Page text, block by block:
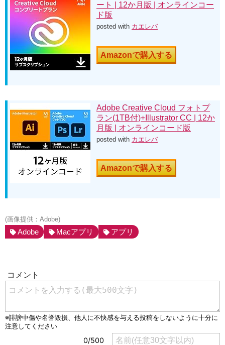
ート | 12か月版 | オンラインコー
ド版
posted with カエレバ
Amazonで購入する
Adobe Creative Cloud フォトプ
ラン(1TB付)+Illustrator CC | 12か
月版 | オンラインコード版
posted with カエレバ
Amazonで購入する
(画像提供：Adobe)
Adobe Macアプリ アプリ